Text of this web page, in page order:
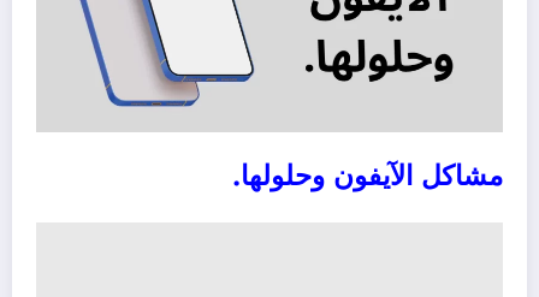
مشاكل الآيفون وحلولها.